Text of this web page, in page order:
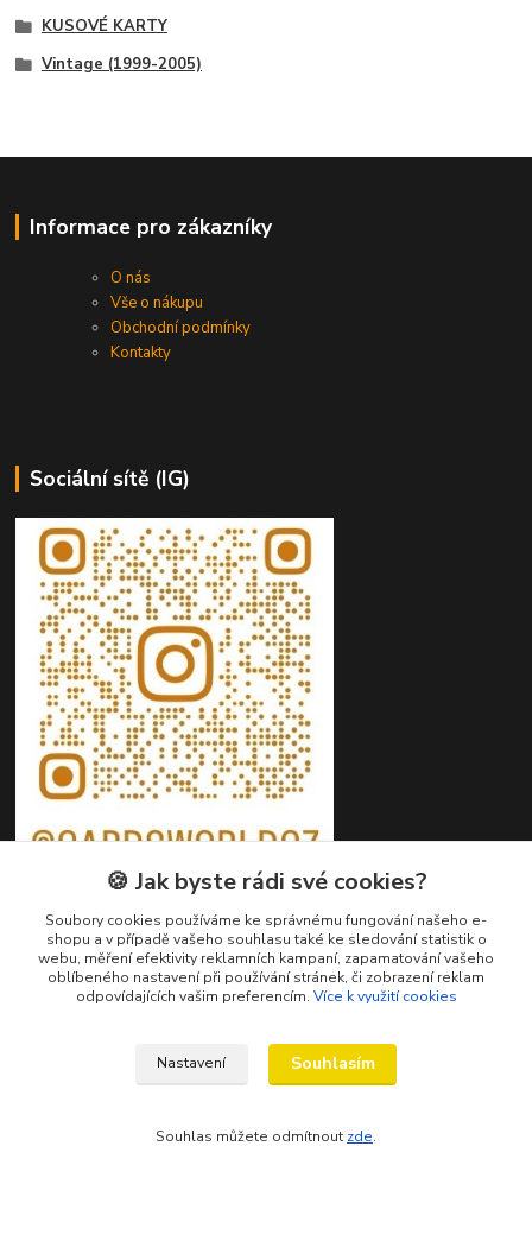
KUSOVÉ KARTY
Vintage (1999-2005)
Informace pro zákazníky
O nás
Vše o nákupu
Obchodní podmínky
Kontakty
Sociální sítě (IG)
Kontakty
+420 607 583 609
(Po-Pá, 8-16 hod.)
info@cardsworld.cz
🍪 Jak byste rádi své cookies?
Soubory cookies používáme ke správnému fungování našeho e-
shopu a v případě vašeho souhlasu také ke sledování statistik o
webu, měření efektivity reklamních kampaní, zapamatování vašeho
oblíbeného nastavení při používání stránek, či zobrazení reklam
odpovídajících vašim preferencím. Více k využití cookies
Nastavení Souhlasím
Souhlas můžete odmítnout zde.